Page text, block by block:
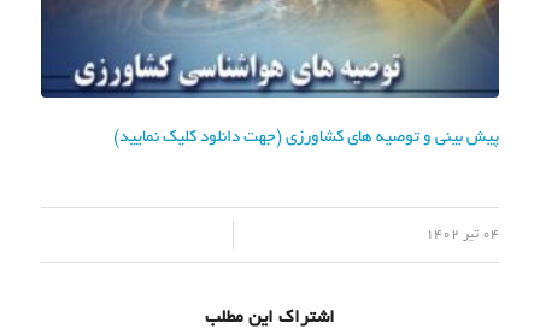
پیش بینی و توصیه های کشاورزی (جهت دانلود کلیک نمایید)
04 تیر 1402
اشتراک این مطلب